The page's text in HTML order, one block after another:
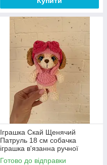
Іграшка Скай Щенячий
Патруль 18 см собачка
іграшка в'язанна ручної
роботи
Готово до відправки